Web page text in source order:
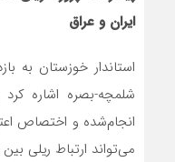
ایران و عراق
استاندار خوزستان به
شلمچه-بصره اشاره
انجام‌شده و اختصاص
می‌تواند ارتباط ریلی